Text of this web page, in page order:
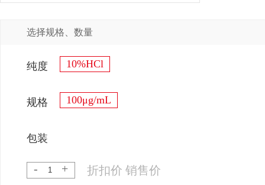
选择规格、数量
纯度 10%HCl
规格 100μg/mL
包装
- + 折扣价 销售价